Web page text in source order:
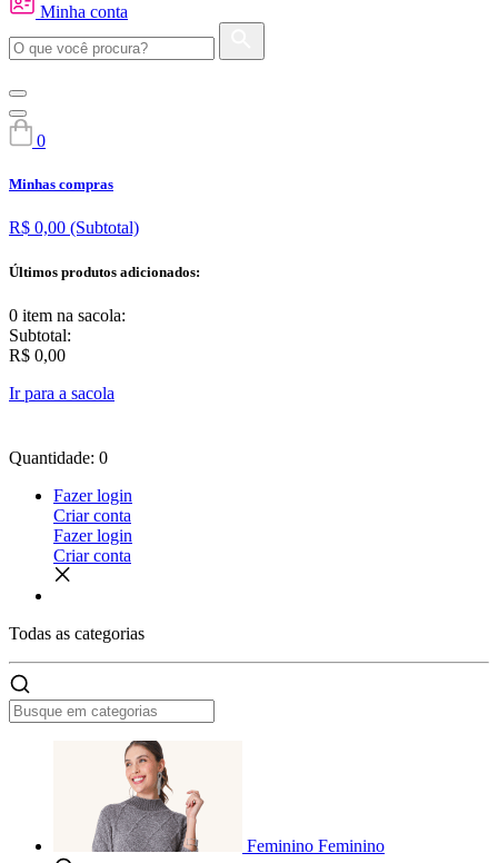
Minha conta
0
Minhas compras
R$ 0,00 (Subtotal)
Últimos produtos adicionados:
0 item na sacola:
Subtotal:
R$ 0,00
Ir para a sacola
Quantidade: 0
Fazer login
Criar conta
Fazer login
Criar conta
Todas as categorias
Feminino Feminino